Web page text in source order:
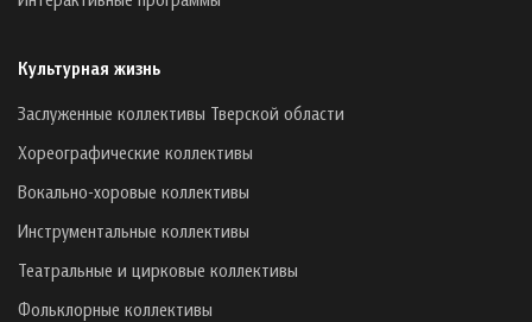
Культурная жизнь
Заслуженные коллективы Тверской области
Хореографические коллективы
Вокально-хоровые коллективы
Инструментальные коллективы
Театральные и цирковые коллективы
Фольклорные коллективы